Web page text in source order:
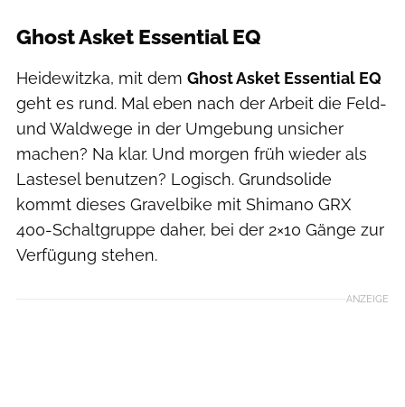
Ghost Asket Essential EQ
Heidewitzka, mit dem Ghost Asket Essential EQ
geht es rund. Mal eben nach der Arbeit die Feld-
und Waldwege in der Umgebung unsicher
machen? Na klar. Und morgen früh wieder als
Lastesel benutzen? Logisch. Grundsolide
kommt dieses Gravelbike mit Shimano GRX
400-Schaltgruppe daher, bei der 2×10 Gänge zur
Verfügung stehen.
ANZEIGE